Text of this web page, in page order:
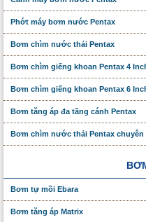
Phớt máy bơm nước Pentax
Bơm chìm nước thải Pentax
Bơm chìm giếng khoan Pentax 4
Bơm chìm giếng khoan Pentax 6
Bơm tăng áp đa tầng cánh Pentax
Bơm chìm nước thải Pentax chuyên
Bơm tự mồi Ebara
Bơm tăng áp Matrix